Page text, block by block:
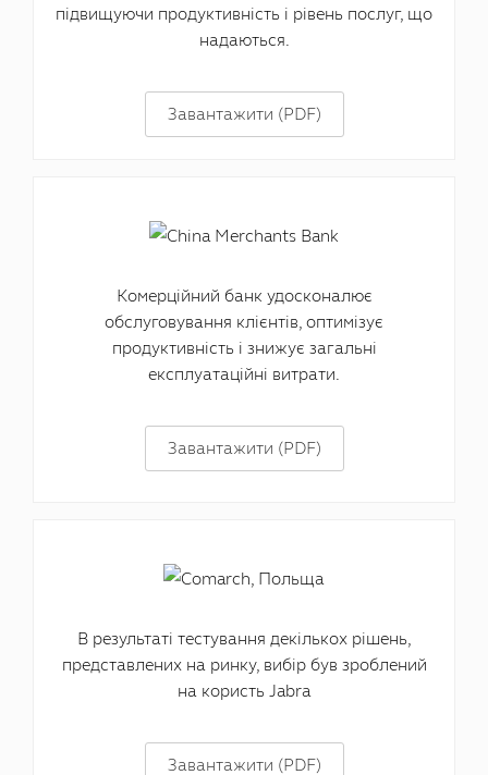
підвищуючи продуктивність і рівень послуг, що
надаються.
Завантажити (PDF)
Комерційний банк удосконалює
обслуговування клієнтів, оптимізує
продуктивність і знижує загальні
експлуатаційні витрати.
Завантажити (PDF)
В результаті тестування декількох рішень,
представлених на ринку, вибір був зроблений
на користь Jabra
Завантажити (PDF)